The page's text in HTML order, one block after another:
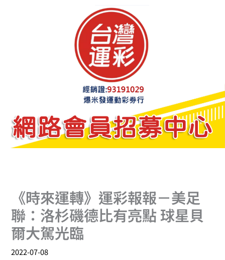
《時來運轉》運彩報報－美足
聯：洛杉磯德比有亮點 球星貝
爾大駕光臨
2022-07-08